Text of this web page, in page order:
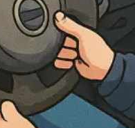
Fabia 1
Fabia 2
Octavia 1
Octavia 2
Octavia 3
Rapid
Superb 1
Superb 2
T25